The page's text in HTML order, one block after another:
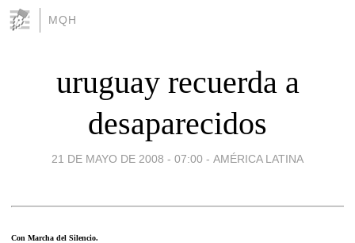
MQH
uruguay recuerda a
desaparecidos
21 DE MAYO DE 2008 - 07:00 - AMÉRICA LATINA
Con Marcha del Silencio.